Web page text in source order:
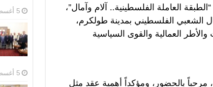
العاملة الفلسطينية.. آلام وآمال”،
الشعبي الفلسطيني بمدينة طولكرم،
العمالية والقوى السياسية
مرحباً بالحضور، ومؤكداً أهمية عقد مثل
5 أغسطس، 2026
5 أغسطس، 2026